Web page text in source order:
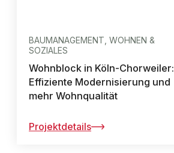
BAUMANAGEMENT, WOHNEN &
SOZIALES
Wohnblock in Köln-Chorweiler:
Effiziente Modernisierung und
mehr Wohnqualität
Projektdetails